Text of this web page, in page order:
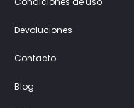
Devoluciones
Contacto
Blog